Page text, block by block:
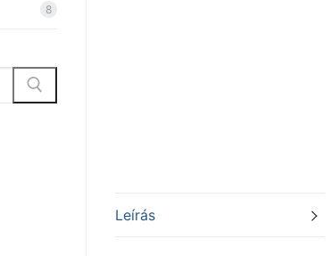
Leírás
8